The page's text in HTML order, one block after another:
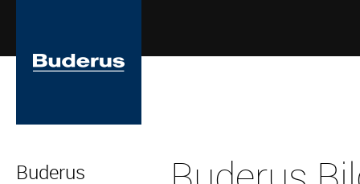
Buderus